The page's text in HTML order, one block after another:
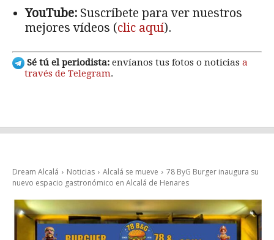
YouTube: Suscríbete para ver nuestros
mejores vídeos (clic aquí).
Sé tú el periodista: envíanos tus fotos o noticias a
través de Telegram.